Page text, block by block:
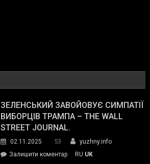
ЗЕЛЕНСЬКИЙ ЗАВОЙОВУЄ СИМПАТІЇ
ВИБОРЦІВ ТРАМПА – THE WALL
STREET JOURNAL.
02.11.2025 53
yuzhny.info
Залишити коментарon
RU UK